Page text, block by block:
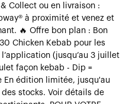
Collect ou en livraison :
à proximité et venez et
🔥 Offre bon plan : Bon
Chicken Kebab pour les
(jusqu’au 3 juillet
façon kebab - Dip =
En édition limitée, jusqu'au
stocks. Voir détails de